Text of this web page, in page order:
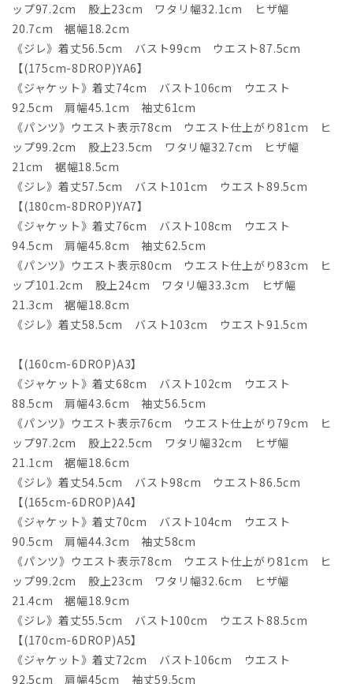
ップ97.2cm 股上23cm ワタリ幅32.1cm ヒザ幅
20.7cm 裾幅18.2cm
《ジレ》着丈56.5cm バスト99cm ウエスト87.5cm
【(175cm-8DROP)YA6】
《ジャケット》着丈74cm バスト106cm ウエスト
92.5cm 肩幅45.1cm 袖丈61cm
《パンツ》ウエスト表示78cm ウエスト仕上がり81cm ヒ
ップ99.2cm 股上23.5cm ワタリ幅32.7cm ヒザ幅
21cm 裾幅18.5cm
《ジレ》着丈57.5cm バスト101cm ウエスト89.5cm
【(180cm-8DROP)YA7】
《ジャケット》着丈76cm バスト108cm ウエスト
94.5cm 肩幅45.8cm 袖丈62.5cm
《パンツ》ウエスト表示80cm ウエスト仕上がり83cm ヒ
ップ101.2cm 股上24cm ワタリ幅33.3cm ヒザ幅
21.3cm 裾幅18.8cm
《ジレ》着丈58.5cm バスト103cm ウエスト91.5cm
【(160cm-6DROP)A3】
《ジャケット》着丈68cm バスト102cm ウエスト
88.5cm 肩幅43.6cm 袖丈56.5cm
《パンツ》ウエスト表示76cm ウエスト仕上がり79cm ヒ
ップ97.2cm 股上22.5cm ワタリ幅32cm ヒザ幅
21.1cm 裾幅18.6cm
《ジレ》着丈54.5cm バスト98cm ウエスト86.5cm
【(165cm-6DROP)A4】
《ジャケット》着丈70cm バスト104cm ウエスト
90.5cm 肩幅44.3cm 袖丈58cm
《パンツ》ウエスト表示78cm ウエスト仕上がり81cm ヒ
ップ99.2cm 股上23cm ワタリ幅32.6cm ヒザ幅
21.4cm 裾幅18.9cm
《ジレ》着丈55.5cm バスト100cm ウエスト88.5cm
【(170cm-6DROP)A5】
《ジャケット》着丈72cm バスト106cm ウエスト
92.5cm 肩幅45cm 袖丈59.5cm